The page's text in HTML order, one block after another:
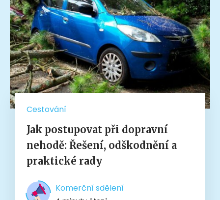
Cestování
Jak postupovat při dopravní
nehodě: Řešení, odškodnění a
praktické rady
Komerční sdělení